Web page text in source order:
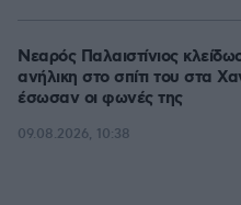
Νεαρός Παλαιστίνιος
ανήλικη στο σπίτι του στα
έσωσαν οι φωνές της
09.08.2026, 10:38